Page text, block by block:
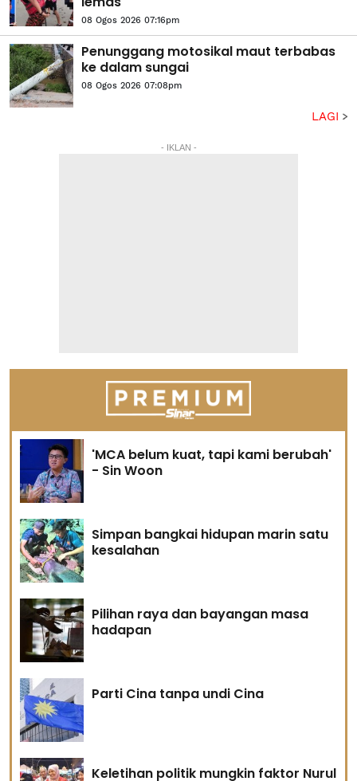
08 Ogos 2026 07:16pm
Penunggang motosikal maut terbabas
ke dalam sungai
08 Ogos 2026 07:08pm
LAGI
- IKLAN -
'MCA belum kuat, tapi kami berubah'
- Sin Woon
Simpan bangkai hidupan marin satu
kesalahan
Pilihan raya dan bayangan masa
hadapan
Parti Cina tanpa undi Cina
Keletihan politik mungkin faktor Nurul